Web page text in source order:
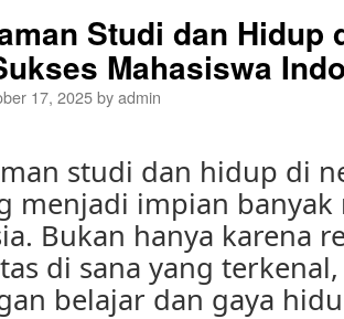
Studi dan Hidup
Mahasiswa
17, 2025byadmin
studi dan hidup di
menjadi impian banyak
Bukan hanya karena
di sana yang
belajar dan gaya